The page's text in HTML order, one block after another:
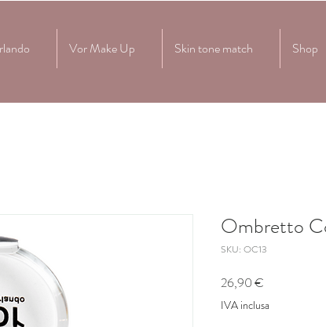
Vor Make Up Skin tone match Shop
Ombretto
SKU: OC13
26,90 €
IVA inclusa